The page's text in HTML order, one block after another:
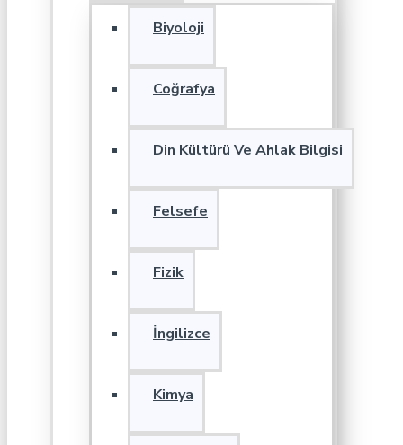
Biyoloji
Coğrafya
Din Kültürü Ve Ahlak Bilgisi
Felsefe
Fizik
İngilizce
Kimya